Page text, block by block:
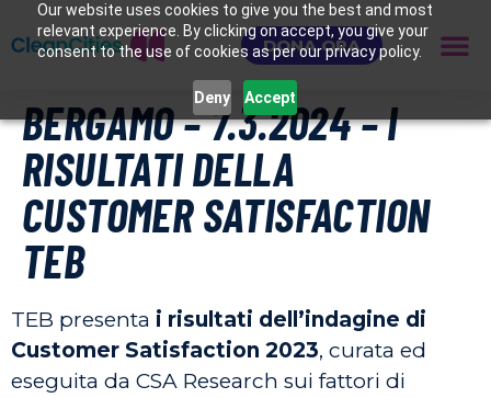
Our website uses cookies to give you the best and most
relevant experience. By clicking on accept, you give your
consent to the use of cookies as per our privacy policy.
Deny Accept
DONA ORA
BERGAMO – 7.3.2024 – I
RISULTATI DELLA
CUSTOMER SATISFACTION
TEB
TEB presenta i risultati dell’indagine di
Customer Satisfaction 2023, curata ed
eseguita da CSA Research sui fattori di